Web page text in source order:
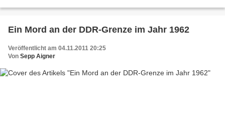
Ein Mord an der DDR-Grenze im Jahr 1962
Veröffentlicht am 04.11.2011 20:25
Von Sepp Aigner